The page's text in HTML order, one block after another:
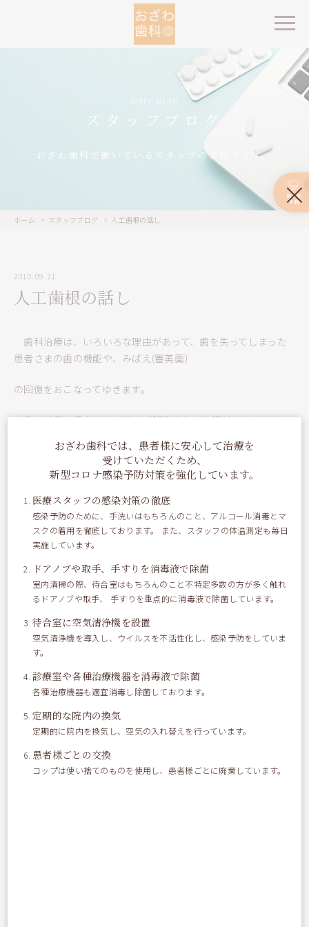
STAFF-BLOG
スタッフブログ
おざわ歯科で働いているスタッフのブログです。
ホーム スタッフブログ 人工歯根の話し
2010.09.21
人工歯根の話し
歯科治療は、いろいろな理由があって、歯を失ってしまった
患者さまの歯の機能や、みばえ(審美面）
の回復をおこなってゆきます。
その結果 患者さまの悩みが解消され、笑顔がおおくなり、
そんな治療のひとつの選択肢として 人工歯根治療がありま
す。もちろん、入れ歯や ブリッジで
十分満足するかたもいらっしゃいますが、ぎゃくに、これらの
治療方法では限界があり インプラント
治療を希望される患者さまもいらっしゃいます。
今 ロサンゼルスのUSC(南カリフォルニア大学）に研修にきて
いますが、ここでも日常てきに インプラント治療がおこなわ
れています。
インプラントフィクスチャーは、 １本 １本 完全滅菌さ
れ、保存期限もきめられています。
それぞれ LOT ナンバーがきめられていて、いつ どこで製
おざわ歯科では、患者様に安心して治療を
受けていただくため、
新型コロナ感染予防対策を強化しています。
医療スタッフの感染対策の徹底
感染予防のために、手洗いはもちろんのこと、アルコール消毒とマ
スクの着用を徹底しております。 また、スタッフの体温測定も毎日
実施しています。
ドアノブや取手、手すりを消毒液で除菌
室内清掃の際、待合室はもちろんのこと不特定多数の方が多く触れ
るドアノブや取手、 手すりを重点的に消毒液で除菌しています。
待合室に空気清浄機を設置
空気清浄機を導入し、ウイルスを不活性化し、感染予防をしていま
す。
診療室や各種治療機器を消毒液で除菌
各種治療機器も適宜消毒し除菌しております。
定期的な院内の換気
定期的に院内を換気し、空気の入れ替えを行っています。
患者様ごとの交換
コップは使い捨てのものを使用し、患者様ごとに廃棄しています。